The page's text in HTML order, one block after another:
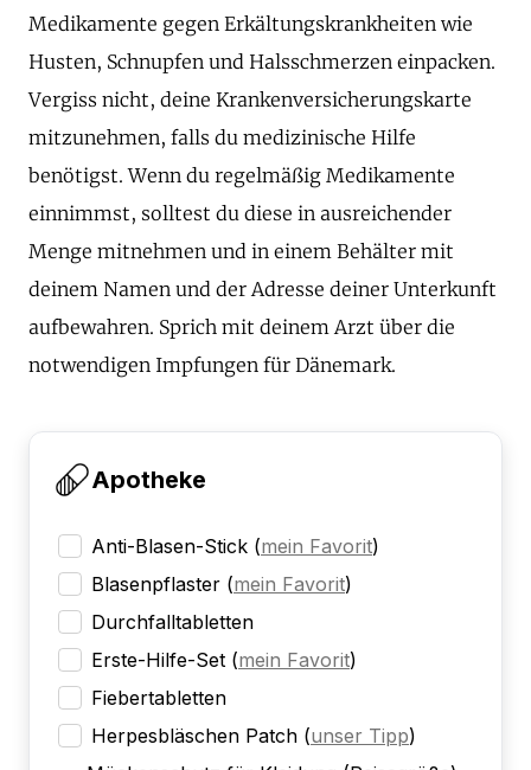
Medikamente gegen Erkältungskrankheiten wie
Husten, Schnupfen und Halsschmerzen einpacken.
Vergiss nicht, deine Krankenversicherungskarte
mitzunehmen, falls du medizinische Hilfe
benötigst. Wenn du regelmäßig Medikamente
einnimmst, solltest du diese in ausreichender
Menge mitnehmen und in einem Behälter mit
deinem Namen und der Adresse deiner Unterkunft
aufbewahren. Sprich mit deinem Arzt über die
notwendigen Impfungen für Dänemark.
Apotheke
Anti-Blasen-Stick (mein Favorit)
Blasenpflaster (mein Favorit)
Durchfalltabletten
Erste-Hilfe-Set (mein Favorit)
Fiebertabletten
Herpesbläschen Patch (unser Tipp)